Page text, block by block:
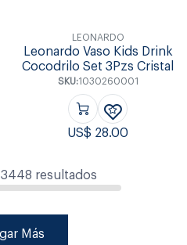
LEONARDO
Leonardo Vaso Kids Drink
Cocodrilo Set 3Pzs Cristal
SKU:1030260001
US$ 28.00
3448 resultados
Más